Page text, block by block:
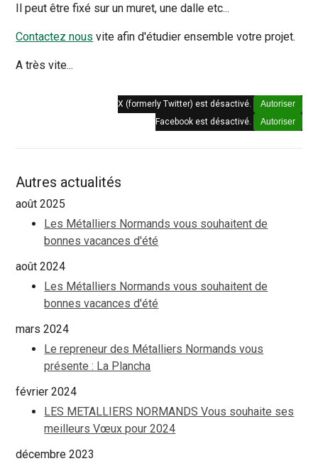
Il peut être fixé sur un muret, une dalle etc...
Contactez nous vite afin d'étudier ensemble votre projet.
A très vite...
X (formerly Twitter) est désactivé.
Autoriser
Facebook est désactivé.
Autoriser
Autres actualités
août 2025
Les Métalliers Normands vous souhaitent de
bonnes vacances d'été
août 2024
Les Métalliers Normands vous souhaitent de
bonnes vacances d'été
mars 2024
Le repreneur des Métalliers Normands vous
présente : La Plancha
février 2024
LES METALLIERS NORMANDS Vous souhaite ses
meilleurs Vœux pour 2024
décembre 2023